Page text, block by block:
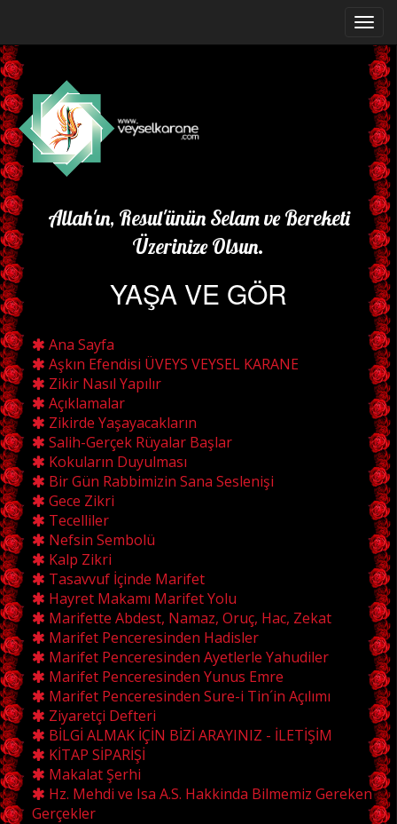
Allah'ın, Resul'ünün Selam ve Bereketi
Üzerinize Olsun.
YAŞA VE GÖR
Ana Sayfa
Aşkın Efendisi ÜVEYS VEYSEL KARANE
Zikir Nasıl Yapılır
Açıklamalar
Zikirde Yaşayacakların
Salih-Gerçek Rüyalar Başlar
Kokuların Duyulması
Bir Gün Rabbimizin Sana Seslenişi
Gece Zikri
Tecelliler
Nefsin Sembolü
Kalp Zikri
Tasavvuf İçinde Marifet
Hayret Makamı Marifet Yolu
Marifette Abdest, Namaz, Oruç, Hac, Zekat
Marifet Penceresinden Hadisler
Marifet Penceresinden Ayetlerle Yahudiler
Marifet Penceresinden Yunus Emre
Marifet Penceresinden Sure-i Tin´in Açılımı
Ziyaretçi Defteri
BİLGİ ALMAK İÇİN BİZİ ARAYINIZ - İLETİŞİM
KİTAP SİPARİŞİ
Makalat Şerhi
Hz. Mehdi ve Isa A.S. Hakkinda Bilmemiz Gereken
Gerçekler